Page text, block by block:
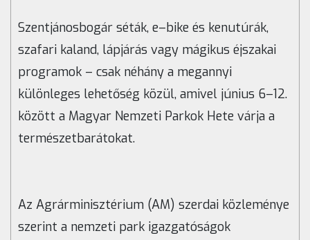
Szentjánosbogár séták, e–bike és kenutúrák,
szafari kaland, lápjárás vagy mágikus éjszakai
programok – csak néhány a megannyi
különleges lehetőség közül, amivel június 6–12.
között a Magyar Nemzeti Parkok Hete várja a
természetbarátokat.
Az Agrárminisztérium (AM) szerdai közleménye
szerint a nemzeti park igazgatóságok